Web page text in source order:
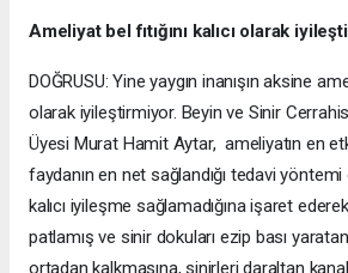
Ameliyat bel fıtığını kalıcı olarak
DOĞRUSU: Yine yaygın inanışın aksine
olarak iyileştirmiyor. Beyin ve Sinir
Üyesi Murat Hamit Aytar, ameliyatın en
faydanın en net sağlandığı tedavi yöntemi
kalıcı iyileşme sağlamadığına işaret
patlamış ve sinir dokuları ezip bası
ortadan kalkmasına, sinirleri daraltan kanal